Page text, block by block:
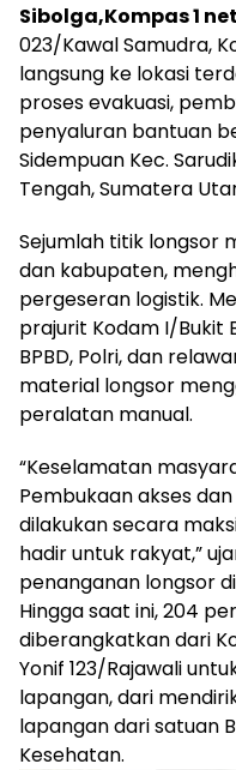
Sibolga,Kompas 1
023/Kawal Samudra,
langsung ke lokasi
proses evakuasi,
penyaluran bantuan
Sidempuan Kec.
Tengah, Sumatera
Sejumlah titik longsor
dan kabupaten,
pergeseran logistik.
prajurit Kodam I/Bukit
BPBD, Polri, dan
material longsor
peralatan manual.
“Keselamatan
Pembukaan akses
dilakukan secara
hadir untuk rakyat,”
penanganan longsor
Hingga saat ini, 204
diberangkatkan dari
Yonif 123/Rajawali
lapangan, dari
lapangan dari satuan
Kesehatan.